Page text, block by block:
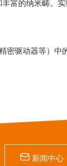
富的纳米畴。
密驱动器等）中
 新闻中心